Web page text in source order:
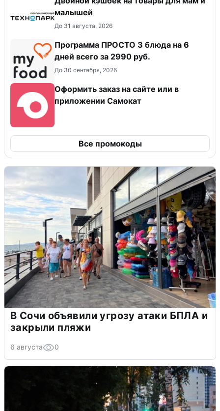
малышей
До 31 августа, 2026
Программа ПРОСТО 3 блюда на 6
дней всего за 2990 руб.
До 30 сентября, 2026
Оформить заказ на сайте или в
приложении Самокат
Все промокоды
В Сочи объявили угрозу атаки БПЛА и
закрыли пляжи
6 августа 0